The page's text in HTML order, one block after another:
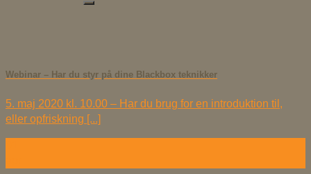
Webinar – Har du styr på dine Blackbox teknikker
5. maj 2020 kl. 10.00 – Har du brug for en introduktion til,
eller opfriskning [...]